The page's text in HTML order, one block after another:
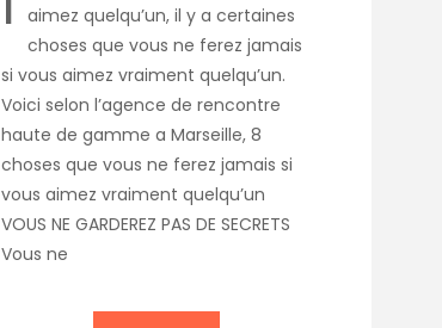
aimez quelqu’un, il y a certaines
choses que vous ne ferez jamais
si vous aimez vraiment quelqu’un.
Voici selon l’agence de rencontre
haute de gamme a Marseille, 8
choses que vous ne ferez jamais si
vous aimez vraiment quelqu’un
VOUS NE GARDEREZ PAS DE SECRETS
Vous ne